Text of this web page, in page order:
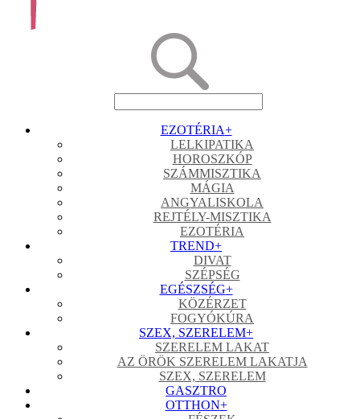
EZOTÉRIA+
LELKIPATIKA
HOROSZKÓP
SZÁMMISZTIKA
MÁGIA
ANGYALISKOLA
REJTÉLY-MISZTIKA
EZOTÉRIA
TREND+
DIVAT
SZÉPSÉG
EGÉSZSÉG+
KÖZÉRZET
FOGYÓKÚRA
SZEX, SZERELEM+
SZERELEM LAKAT
AZ ÖRÖK SZERELEM LAKATJA
SZEX, SZERELEM
GASZTRO
OTTHON+